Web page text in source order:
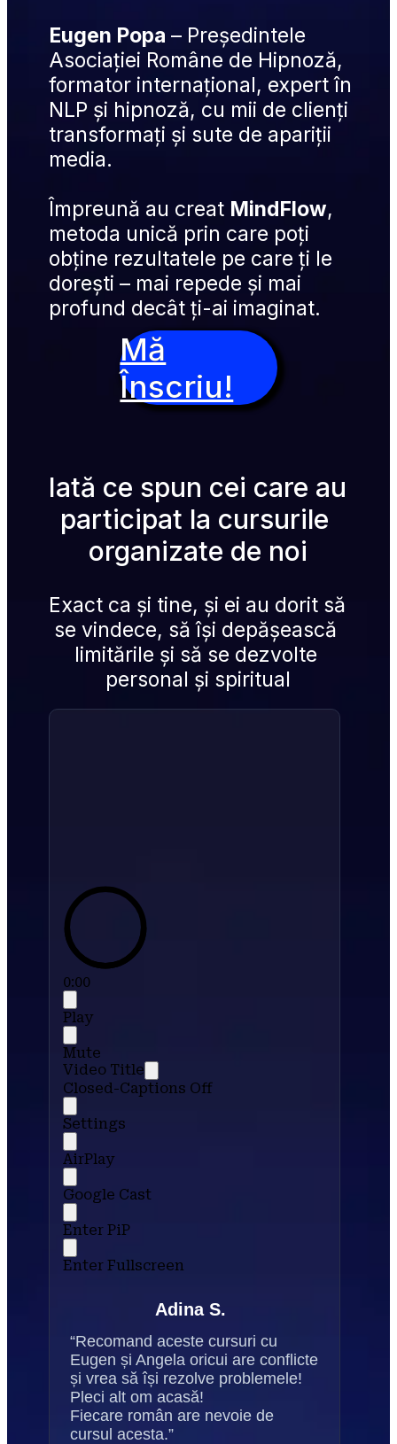
Eugen Popa – Președintele
Asociației Române de Hipnoză,
formator internațional, expert în
NLP și hipnoză, cu mii de clienți
transformați și sute de apariții
media.
Împreună au creat MindFlow,
metoda unică prin care poți
obține rezultatele pe care ți le
dorești – mai repede și mai
profund decât ți-ai imaginat.
Mă
Înscriu!
Iată ce spun cei care au
participat la cursurile
organizate de noi
“Recomand aceste cursuri cu
Eugen și Angela oricui are conflicte
și vrea să își rezolve problemele!
Pleci alt om acasă!
Fiecare român are nevoie de
cursul acesta.”
Adina S.
0:00
Play
Mute
Video Title
Closed-Captions Off
Settings
AirPlay
Google Cast
Enter PiP
Enter Fullscreen
Exact ca și tine, și ei au dorit să
se vindece, să își depășească
limitările și să se dezvolte
personal și spiritual